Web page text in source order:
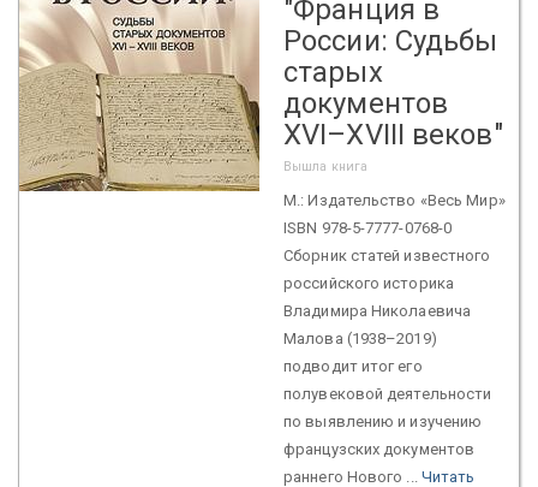
"Франция в
России: Судьбы
старых
документов
XVI–XVIII веков"
Вышла книга
М.: Издательство «Весь Мир»
ISBN 978-5-7777-0768-0
Сборник статей известного
российского историка
Владимира Николаевича
Малова (1938–2019)
подводит итог его
полувековой деятельности
по выявлению и изучению
французских документов
раннего Нового ... Читать